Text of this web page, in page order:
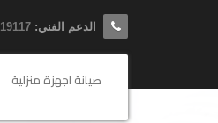
الدعم الفني: 19117
صيانة اجهزة منزلية